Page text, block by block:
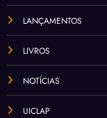
LANÇAMENTOS
LIVROS
NOTÍCIAS
UICLAP